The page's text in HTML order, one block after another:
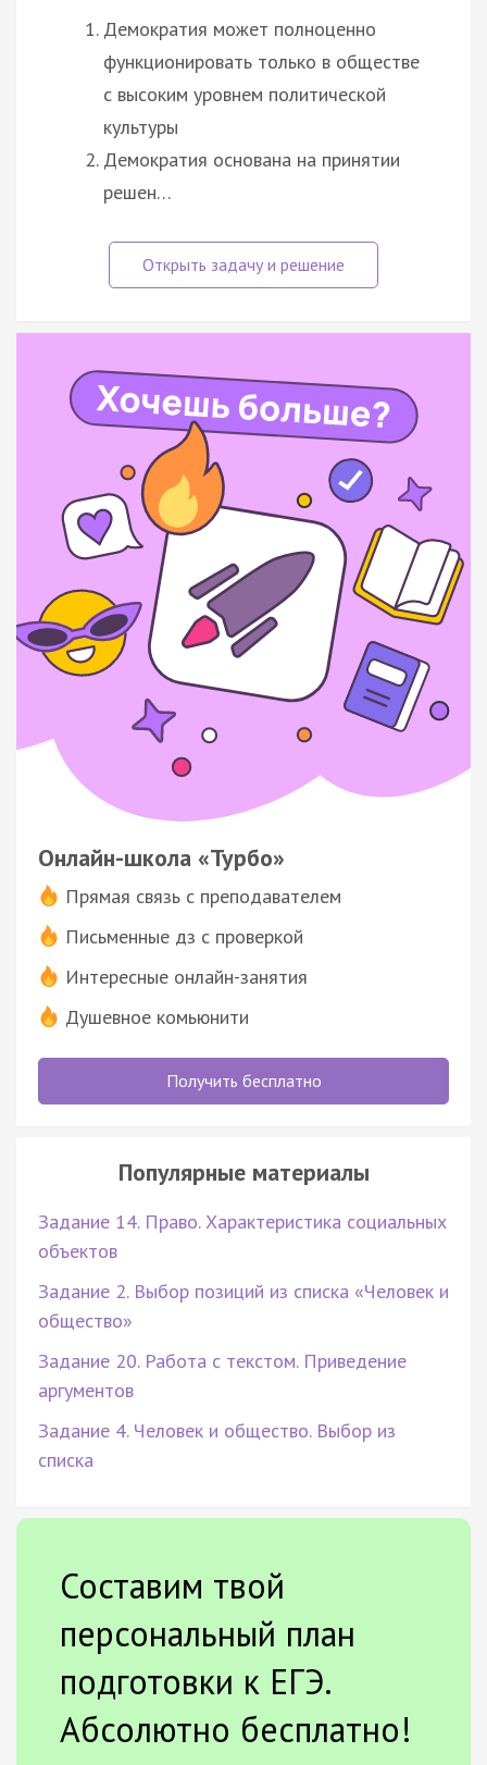
Демократия может полноценно
функционировать только в обществе
с высоким уровнем политической
культуры
Демократия основана на принятии
решен…
Онлайн-школа «Турбо»
Прямая связь с преподавателем
Письменные дз с проверкой
Интересные онлайн-занятия
Душевное комьюнити
Получить бесплатно
Популярные материалы
Задание 14. Право. Характеристика социальных
объектов
Задание 2. Выбор позиций из списка «Человек и
общество»
Задание 20. Работа с текстом. Приведение
аргументов
Задание 4. Человек и общество. Выбор из
списка
Составим твой
персональный план
подготовки к ЕГЭ.
Абсолютно бесплатно!